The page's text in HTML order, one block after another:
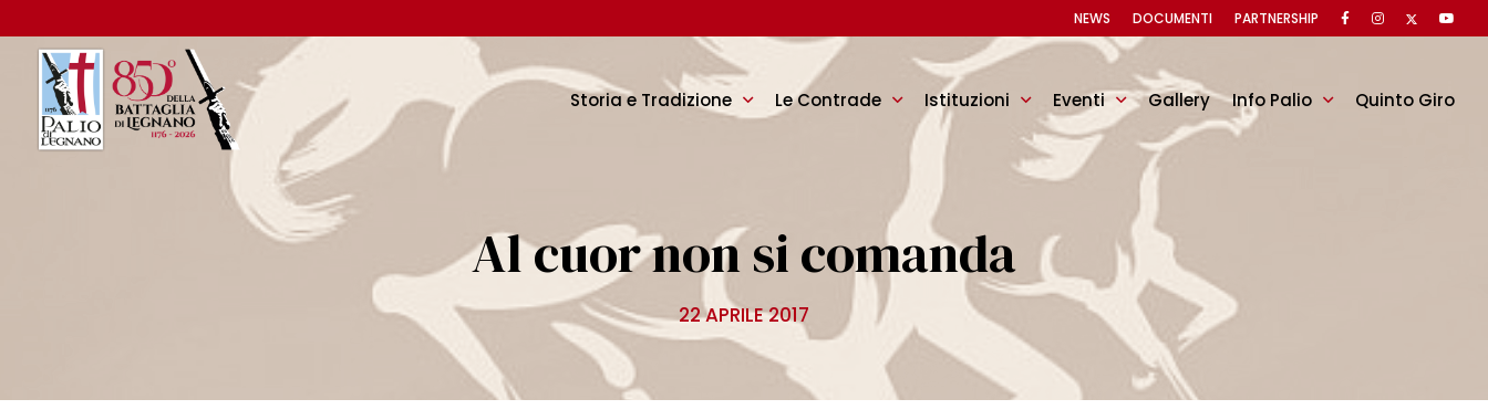
Storia e Tradizione Le Contrade Istituzioni Eventi Gallery Info Palio Quinto Giro
NEWS DOCUMENTI PARTNERSHIP
Al cuor non si comanda
22 APRILE 2017